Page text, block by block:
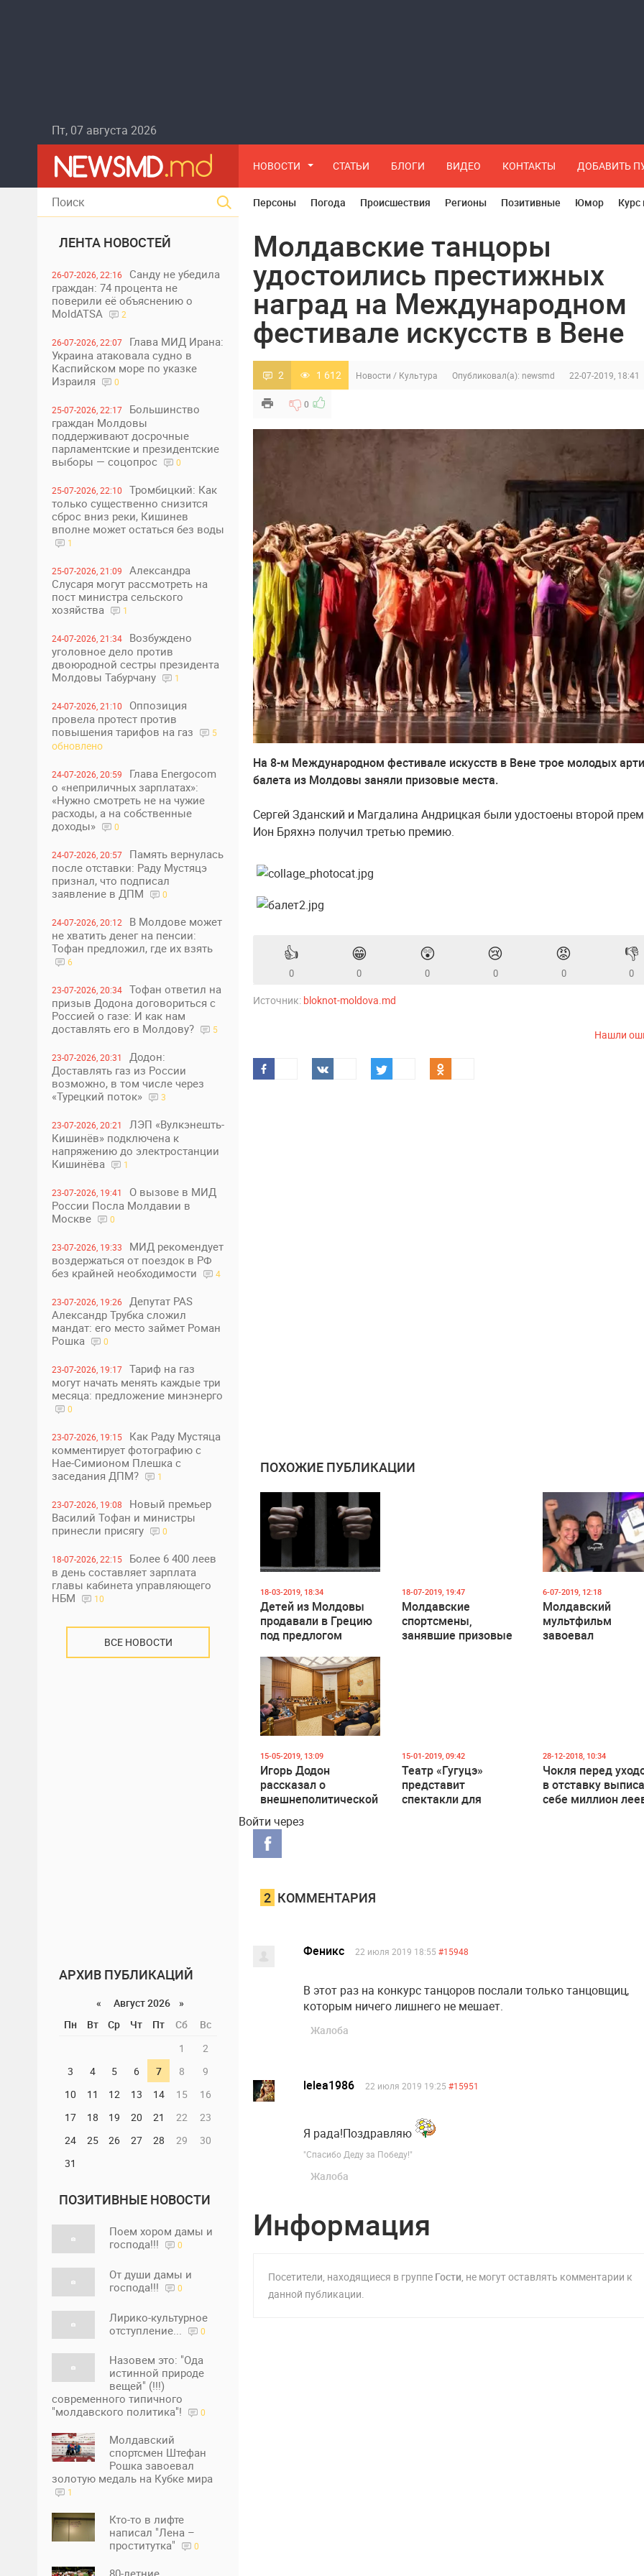
Пт, 07 августа 2026
НОВОСТИ СТАТЬИ БЛОГИ ВИДЕО КОНТАКТЫ ДОБАВИТЬ
ЛЕНТА НОВОСТЕЙ
26-07-2026, 22:16
Санду не убедила
граждан: 74 процента не
поверили её объяснению о
MoldATSA
2
26-07-2026, 22:07
Глава МИД Ирана:
Украина атаковала судно в
Каспийском море по указке
Израиля
0
25-07-2026, 22:17
Большинство
граждан Молдовы
поддерживают досрочные
парламентские и президентские
выборы — соцопрос
0
25-07-2026, 22:10
Тромбицкий: Как
только существенно снизится
сброс вниз реки, Кишинев
вполне может остаться без воды
1
25-07-2026, 21:09
Александра
Слусаря могут рассмотреть на
пост министра сельского
хозяйства
1
24-07-2026, 21:34
Возбуждено
уголовное дело против
двоюродной сестры президента
Молдовы Табурчану
1
24-07-2026, 21:10
Оппозиция
провела протест против
повышения тарифов на газ
5
обновлено
24-07-2026, 20:59
Глава Energocom
о «неприличных зарплатах»:
«Нужно смотреть не на чужие
расходы, а на собственные
доходы»
0
24-07-2026, 20:57
Память вернулась
после отставки: Раду Мустяцэ
признал, что подписал
заявление в ДПМ
0
24-07-2026, 20:12
В Молдове может
не хватить денег на пенсии:
Тофан предложил, где их взять
6
23-07-2026, 20:34
Тофан ответил на
призыв Додона договориться с
Россией о газе: И как нам
доставлять его в Молдову?
5
23-07-2026, 20:31
Додон:
Доставлять газ из России
возможно, в том числе через
«Турецкий поток»
3
23-07-2026, 20:21
ЛЭП «Вулкэнешть-
Кишинёв» подключена к
напряжению до электростанции
Кишинёва
1
23-07-2026, 19:41
О вызове в МИД
России Посла Молдавии в
Москве
0
23-07-2026, 19:33
МИД рекомендует
воздержаться от поездок в РФ
без крайней необходимости
4
23-07-2026, 19:26
Депутат PAS
Александр Трубка сложил
мандат: его место займет Роман
Рошка
0
23-07-2026, 19:17
Тариф на газ
могут начать менять каждые три
месяца: предложение минэнерго
0
23-07-2026, 19:15
Как Раду Мустяца
комментирует фотографию с
Нае-Симионом Плешка с
заседания ДПМ?
1
23-07-2026, 19:08
Новый премьер
Василий Тофан и министры
принесли присягу
0
18-07-2026, 22:15
Более 6 400 леев
в день составляет зарплата
главы кабинета управляющего
НБМ
10
ВСЕ НОВОСТИ
АРХИВ ПУБЛИКАЦИЙ
«
Август 2026 »
Пн
Вт Ср Чт Пт Сб
Вс
1
2
3
4 5 6 7 8
9
10
11 12 13 14 15
16
17
18 19 20 21 22
23
24
25 26 27 28 29
30
31
ПОЗИТИВНЫЕ НОВОСТИ
Поем хором дамы и
господа!!!
0
От души дамы и
господа!!!
0
Лирико-культурное
отступление...
0
Назовем это: "Ода
истинной природе
вещей" (!!!)
современного типичного
"молдавского политика"!
0
Молдавский
спортсмен Штефан
Рошка завоевал
золотую медаль на Кубке мира
1
Кто-то в лифте
написал "Лена –
проститутка"
0
Персоны Погода Происшествия Регионы Позитивные Юмор
Молдавские танцоры
удостоились престижных
наград на Международном
фестивале искусств в Вене
2 1 612 Новости / Культура Опубликовал(а): newsmd 22-07-2019, 18:41
0
На 8-м Международном фестивале искусств в Вене трое молодых
балета из Молдовы заняли призовые места.
Сергей Зданский и Магдалина Андрицкая были удостоены второй
Ион Бряхнэ получил третью премию.
👍
0
😁
0
😲
0
😢
0
😡
0
👎
0
Источник: bloknot-moldova.md
Нашли
ПОХОЖИЕ ПУБЛИКАЦИИ
18-03-2019, 18:34
Детей из Молдовы
продавали в Грецию
под предлогом
18-07-2019, 19:47
Молдавские
спортсмены,
занявшие призовые
6-07-2019, 12:18
Молдавский
мультфильм
завоевал
15-05-2019, 13:09
Игорь Додон
рассказал о
внешнеполитической
РМ
15-01-2019, 09:42
Театр «Гугуцэ»
представит
спектакли для
28-12-2018, 10:34
Чокля перед
в отставку
себе миллион
Войти через
2 КОММЕНТАРИЯ
Феникс 22 июля 2019 18:55 #15948
В этот раз на конкурс танцоров послали только танцовщиц,
которым ничего лишнего не мешает.
Жалоба
lelea1986 22 июля 2019 19:25 #15951
Я рада!Поздравляю
"Спасибо Деду за Победу!"
Жалоба
Информация
Посетители, находящиеся в группе Гости, не могут оставлять комментарии к
данной публикации.